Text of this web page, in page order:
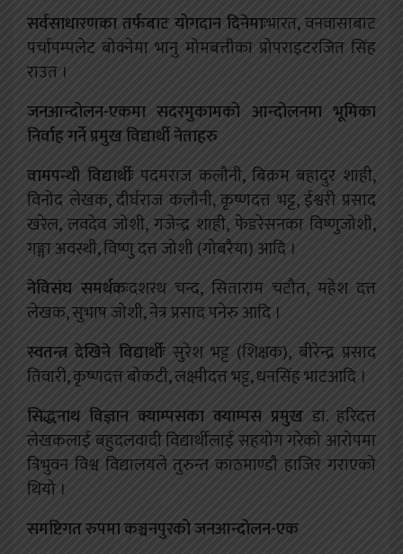
सर्वसाधारणका तर्फबाट योगदान दिनेमाःभारत, वनवासाबाट
पर्चापम्पलेट बोक्नेमा भानु मोमबत्तीका प्रोपराइटरजित सिंह
राउत ।
जनआन्दोलन-एकमा सदरमुकामको आन्दोलनमा भूमिका
निर्वाह गर्ने प्रमुख विद्यार्थी नेताहरु
वामपन्थी विद्यार्थीःपदमराज कलौनी, बिक्रम बहादुर शाही,
विनोद लेखक, दीर्घराज कलौनी, कृष्णदत्त भट्ट, ईश्वरी प्रसाद
खरेल, लवदेव जोशी, गजेन्द्र शाही, फेडरेसनका विष्णुजोशी,
गङ्गा अवस्थी, विष्णु दत्त जोशी (गोबरैया) आदि ।
नेविसंघ समर्थकःदशरथ चन्द, सिताराम चटौत, महेश दत्त
लेखक, सुभाष जोशी, नेत्र प्रसाद पनेरु आदि ।
स्वतन्त्र देखिने विद्यार्थीः सुरेश भट्ट (शिक्षक), बीरेन्द्र प्रसाद
तिवारी, कृष्णदत्त बोकटी, लक्ष्मीदत्त भट्ट, धनसिंह भाटआदि ।
सिद्धनाथ विज्ञान क्याम्पसका क्याम्पस प्रमुख डा. हरिदत्त
लेखकलाई बहुदलवादी विद्यार्थीलाई सहयोग गरेको आरोपमा
त्रिभुवन विश्व विद्यालयले तुरुन्त काठमाण्डौ हाजिर गराएको
थियो ।
समष्टिगत रुपमा कञ्चनपुरको जनआन्दोलन-एक